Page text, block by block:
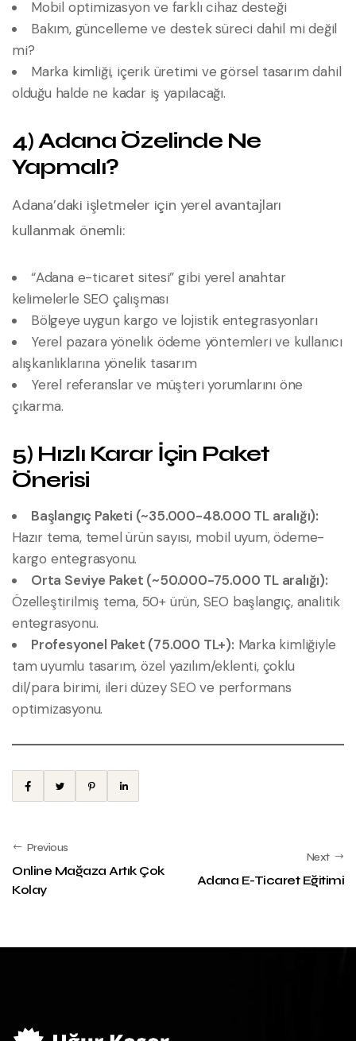
Mobil optimizasyon ve farklı cihaz desteği
Bakım, güncelleme ve destek süreci dahil mi değil
mi?
Marka kimliği, içerik üretimi ve görsel tasarım dahil
olduğu halde ne kadar iş yapılacağı.
4) Adana Özelinde Ne
Yapmalı?
Adana’daki işletmeler için yerel avantajları
kullanmak önemli:
“Adana e-ticaret sitesi” gibi yerel anahtar
kelimelerle SEO çalışması
Bölgeye uygun kargo ve lojistik entegrasyonları
Yerel pazara yönelik ödeme yöntemleri ve kullanıcı
alışkanlıklarına yönelik tasarım
Yerel referanslar ve müşteri yorumlarını öne
çıkarma.
5) Hızlı Karar İçin Paket
Önerisi
Başlangıç Paketi (~35.000-48.000 TL aralığı):
Hazır tema, temel ürün sayısı, mobil uyum, ödeme-
kargo entegrasyonu.
Orta Seviye Paket (~50.000-75.000 TL aralığı):
Özelleştirilmiş tema, 50+ ürün, SEO başlangıç, analitik
entegrasyonu.
Profesyonel Paket (75.000 TL+): Marka kimliğiyle
tam uyumlu tasarım, özel yazılım/eklenti, çoklu
dil/para birimi, ileri düzey SEO ve performans
optimizasyonu.
Previous
Online Mağaza Artık Çok
Kolay
Next
Adana E-Ticaret Eğitimi